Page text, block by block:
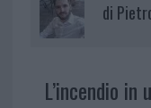
di
L’incendio